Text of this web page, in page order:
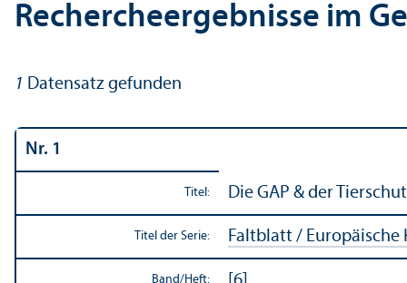
Rechercheergebnisse im
1 Datensatz gefunden
Nr. 1
Titel: Die GAP & der
Titel der Serie: Faltblatt /
Band/Heft: